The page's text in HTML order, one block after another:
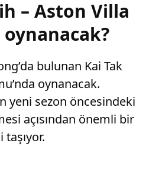
– Aston Villa
oynanacak?
bulunan Kai Tak
oynanacak.
yeni sezon öncesindeki
açısından önemli bir
taşıyor.